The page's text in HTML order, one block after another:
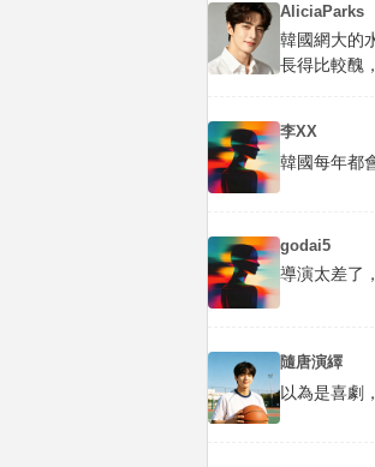
AliciaParks
韓國網大的
長得比較醜
李XX
韓國每年都
godai5
導演太差了
隨唐演繹
以為是喜劇